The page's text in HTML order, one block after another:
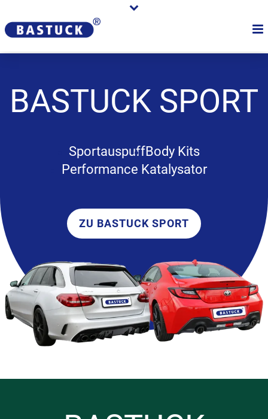
BASTUCK SPORT
SportauspuffBody Kits
Performance Katalysator
ZU BASTUCK SPORT